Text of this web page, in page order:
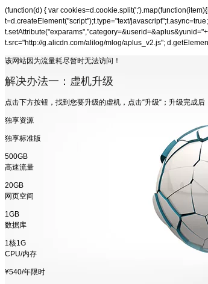
(function(d) { var
t=d.createElement("script");t.type="text/
t.src="http://g.alicdn.com/alilog/mlog/aplus_v2.js";
该网站因为流量耗尽暂时无法访问！
解决办法一：虚机升级
点击下方按钮，找到您要升级的虚机，点击“升级“；升级完成后
独享资源
独享标准版
500GB
高速流量
20GB
网页空间
1GB
数据库
1核1G
CPU/内存
¥540/年限时